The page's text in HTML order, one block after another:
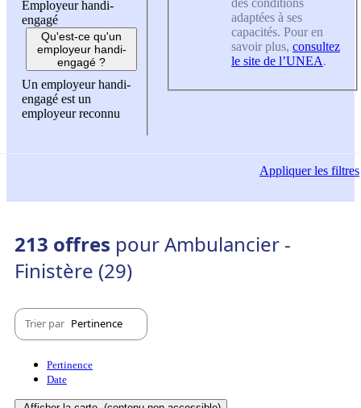
Employeur handi-
engagé
Qu'est-ce qu'un
employeur handi-
engagé ?
Un employeur handi-
engagé est un
employeur reconnu
adaptées à ses
capacités. Pour en
savoir plus, consultez
le site de l’UNEA.
Appliquerles filtres
213 offres pour Ambulancier -
Finistère (29)
Trier par Pertinence
Pertinence
Date